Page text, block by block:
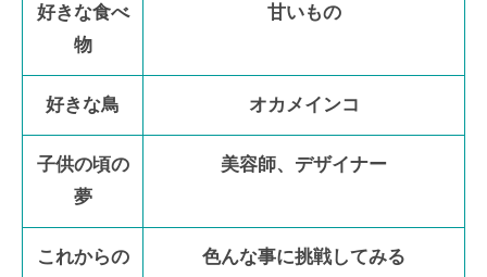
好きな食べ
物
甘いもの
好きな鳥 オカメインコ
子供の頃の
夢
美容師、デザイナー
これからの
色んな事に挑戦してみる